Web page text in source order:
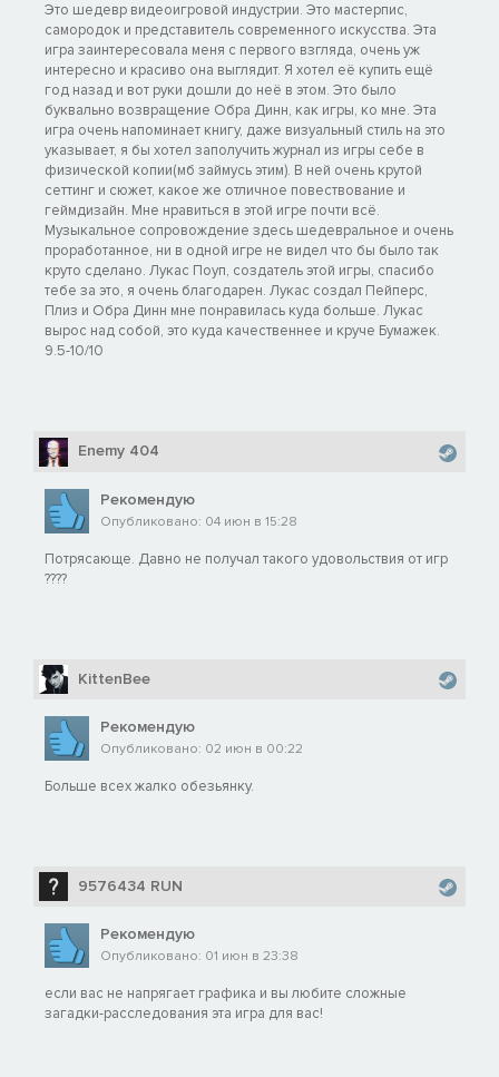
Это шедевр видеоигровой индустрии. Это мастерпис,
самородок и представитель современного искусства. Эта
игра заинтересовала меня с первого взгляда, очень уж
интересно и красиво она выглядит. Я хотел её купить ещё
год назад и вот руки дошли до неё в этом. Это было
буквально возвращение Обра Динн, как игры, ко мне. Эта
игра очень напоминает книгу, даже визуальный стиль на это
указывает, я бы хотел заполучить журнал из игры себе в
физической копии(мб займусь этим). В ней очень крутой
сеттинг и сюжет, какое же отличное повествование и
геймдизайн. Мне нравиться в этой игре почти всё.
Музыкальное сопровождение здесь шедевральное и очень
проработанное, ни в одной игре не видел что бы было так
круто сделано. Лукас Поуп, создатель этой игры, спасибо
тебе за это, я очень благодарен. Лукас создал Пейперс,
Плиз и Обра Динн мне понравилась куда больше. Лукас
вырос над собой, это куда качественнее и круче Бумажек.
9.5-10/10
Enemy 404
Рекомендую
Опубликовано: 04 июн в 15:28
Потрясающе. Давно не получал такого удовольствия от игр
????
KittenBee
Рекомендую
Опубликовано: 02 июн в 00:22
Больше всех жалко обезьянку.
9576434 RUN
Рекомендую
Опубликовано: 01 июн в 23:38
если вас не напрягает графика и вы любите сложные
загадки-расследования эта игра для вас!